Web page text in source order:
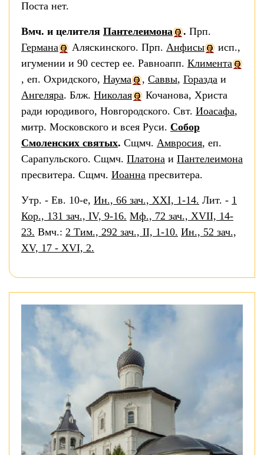
Поста нет.
Вмч. и целителя Пантелеимона . Прп.
Германа
Аляскинского. Прп. Анфисы
исп.,
игумении и 90 сестер ее. Равноапп. Климента
, еп. Охридского, Наума , Саввы, Горазда и
Ангеляра. Блж. Николая
Кочанова, Христа
ради юродивого, Новгородского. Свт. Иоасафа,
митр. Московского и всея Руси. Собор
Смоленских святых. Сщмч. Амвросия, еп.
Сарапульского. Сщмч. Платона и Пантелеимона
пресвитера. Сщмч. Иоанна пресвитера.
Утр. - Ев. 10-е, Ин., 66 зач., XXI, 1-14. Лит. - 1
Кор., 131 зач., IV, 9-16. Мф., 72 зач., XVII, 14-
23. Вмч.: 2 Тим., 292 зач., II, 1-10. Ин., 52 зач.,
XV, 17 - XVI, 2.